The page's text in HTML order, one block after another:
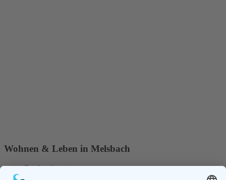
Wohnen & Leben in Melsbach
Dorfmoderation